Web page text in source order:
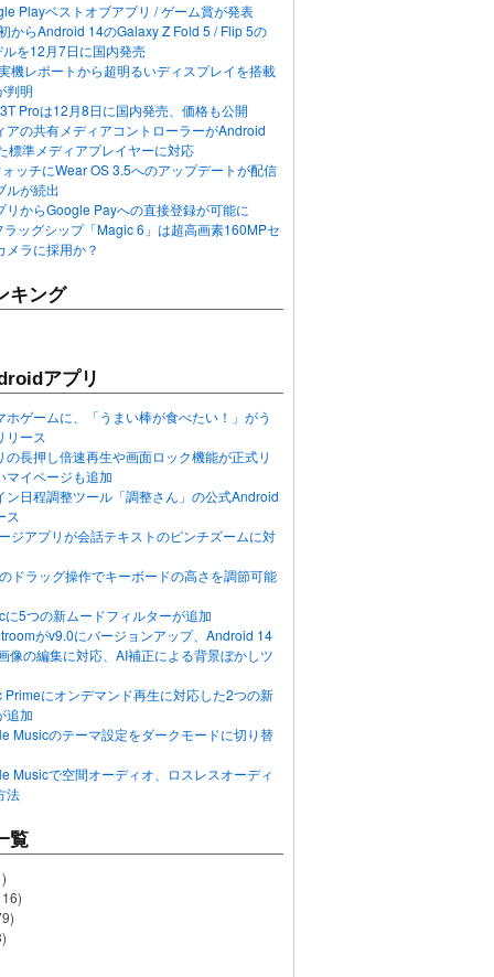
Playベストオブアプリ / ゲーム賞が発表
からAndroid 14のGalaxy Z Fold 5 / Flip 5の
を12月7日に国内発売
機レポートから超明るいディスプレイを搭載
判明
Proは12月8日に国内発売、価格も公開
アの共有メディアコントローラーがAndroid
標準メディアプレイヤーに対応
ッチにWear OS 3.5へのアップデートが配信
ルが続出
リからGoogle Payへの直接登録が可能に
ッグシップ「Magic 6」は超高画素160MPセ
メラに採用か？
キング
アプリ
ホゲームに、「うまい棒が食べたい！」がう
リース
の長押し倍速再生や画面ロック機能が正式リ
マイページも追加
ン日程調整ツール「調整さん」の公式Android
ス
ジアプリが会話テキストのピンチズームに対
ドラッグ操作でキーボードの高さを調節可能
に5つの新ムードフィルターが追加
がv9.0にバージョンアップ、Android 14
像の編集に対応、AI補正による背景ぼかしツ
Primeにオンデマンド再生に対応した2つの新
追加
Musicのテーマ設定をダークモードに切り替
Musicで空間オーディオ、ロスレスオーディ
法
覧